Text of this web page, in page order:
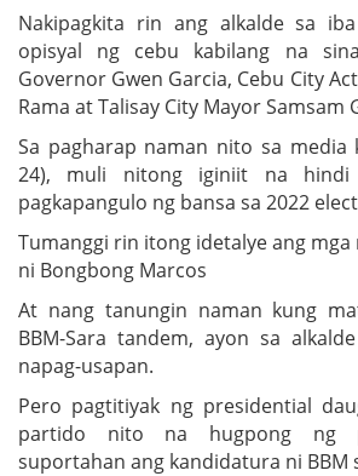
Nakipagkita rin ang alkalde sa
opisyal ng cebu kabilang na
Governor Gwen Garcia, Cebu City
Rama at Talisay City Mayor Samsam
Sa pagharap naman nito sa media
24), muli nitong iginiit na hindi
pagkapangulo ng bansa sa 2022
Tumanggi rin itong idetalye ang mga
ni Bongbong Marcos
At nang tanungin naman kung
BBM-Sara tandem, ayon sa
napag-usapan.
Pero pagtitiyak ng presidential
partido nito na hugpong ng
suportahan ang kandidatura ni BBM